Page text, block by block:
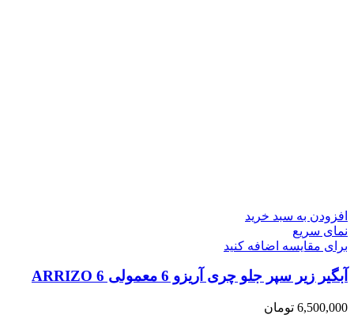
افزودن به سبد خرید
نمای سریع
برای مقایسه اضافه کنید
آبگیر زیر سپر جلو چری آریزو 6 معمولی ARRIZO 6
6,500,000 تومان